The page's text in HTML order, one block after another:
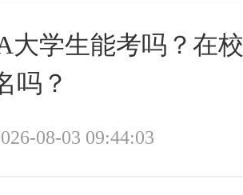
大学生能考吗？在校
吗？
08-03 09:44:03